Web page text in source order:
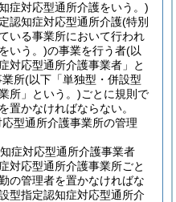
症対応型通所介護をいう。)
認知症対応型通所介護(特別
いる事業所において行われ
いう。)の事業を行う者(以
対応型通所介護事業者」と
業所(以下「単独型・併設型
所」という。)ごとに規則で
置かなければならない。
型通所介護事業所の管理
症対応型通所介護事業者
対応型通所介護事業所ごと
の管理者を置かなければな
型指定認知症対応型通所介